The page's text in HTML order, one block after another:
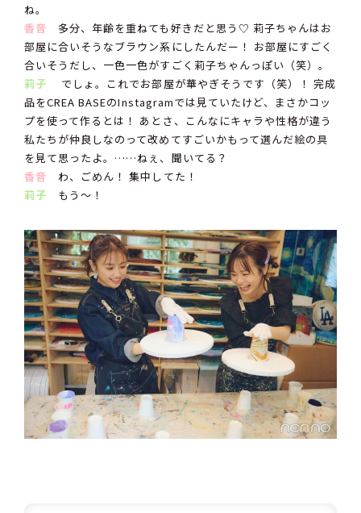
ね。
香音 多分、年齢を重ねても好きだと思う♡ 莉子ちゃんはお
部屋に合いそうなブラウン系にしたんだー！ お部屋にすごく
合いそうだし、一色一色がすごく莉子ちゃんっぽい（笑）。
莉子 でしょ。これでお部屋が華やぎそうです（笑）！ 完成
品をCREA BASEのInstagramでは見ていたけど、まさかコッ
プを使って作るとは！ あとさ、こんなにキャラや性格が違う
私たちが仲良しなのって改めてすごいかもって選んだ絵の具
を見て思ったよ。……ねぇ、聞いてる？
香音 わ、ごめん！ 集中してた！
莉子 もう〜！